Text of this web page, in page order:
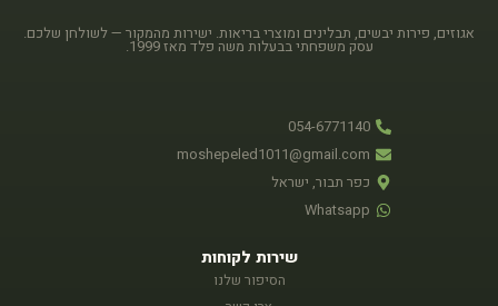
אגוזים, פירות יבשים, תבלינים ומוצרי בריאות. ישירות מהמקור — לשולחן שלכם.
עסק משפחתי בבעלות משה פלד מאז 1999.
054-6771140
moshepeled1011@gmail.com
כפר תבור, ישראל
Whatsapp
שירות לקוחות
הסיפור שלנו